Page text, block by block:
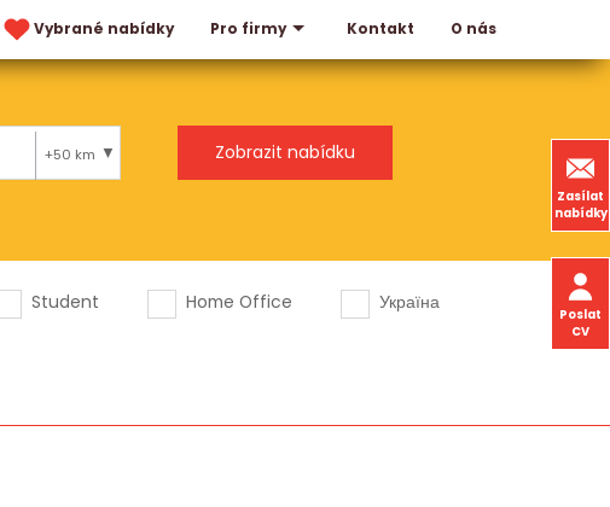
Vybrané nabídky Pro firmy Kontakt O nás
Zasílat
nabídky
Poslat
CV
+50 km
Student Home Office
Україна